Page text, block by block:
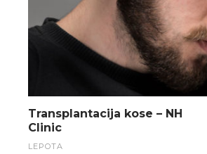
Transplantacija kose – NH
Clinic
LEPOTA